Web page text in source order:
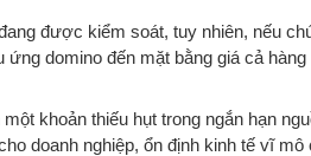
được kiểm soát, tuy nhiên, nếu
ứng domino đến mặt bằng giá cả hàng
một khoản thiếu hụt trong ngắn hạn
doanh nghiệp, ổn định kinh tế vĩ